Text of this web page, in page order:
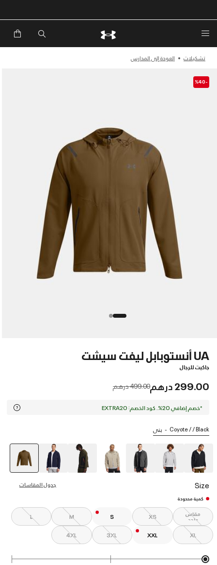
تشكيلات العودة إلى المدارس
-%40
UA أنستوبابل ليفت سيشت
جاكيت للرجال
299.00 درهم Price reduced from
499.00 درهم to
*خصم إضافي 20%. كود الخصم: EXTRA20
Coyote / / Black بنى
Size جدول المقاسات
كمية محدودة
مقاس
واحد XS
S
M
L
XL
XXL
3XL
4XL